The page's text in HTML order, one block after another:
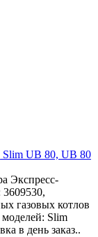
UB 80, UB 80
Экспресс-
3609530,
газовых котлов
Slim
в день заказ..